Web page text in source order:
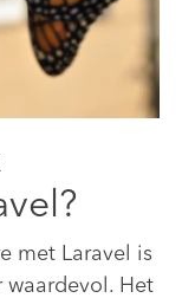
met Laravel is
waardevol. Het